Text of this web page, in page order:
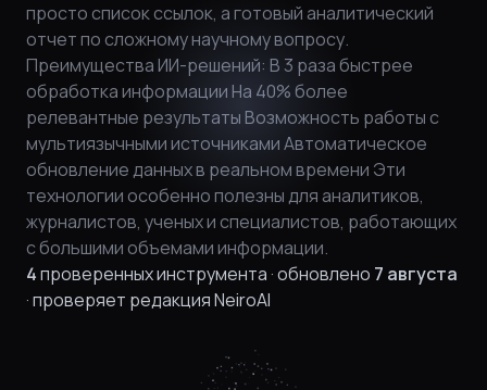
просто список ссылок, а готовый аналитический
отчет по сложному научному вопросу.
Преимущества ИИ-решений: В 3 раза быстрее
обработка информации На 40% более
релевантные результаты Возможность работы с
мультиязычными источниками Автоматическое
обновление данных в реальном времени Эти
технологии особенно полезны для аналитиков,
журналистов, ученых и специалистов, работающих
с большими объемами информации.
4проверенных инструмента ·обновлено 7 августа
·проверяет редакция NeiroAI